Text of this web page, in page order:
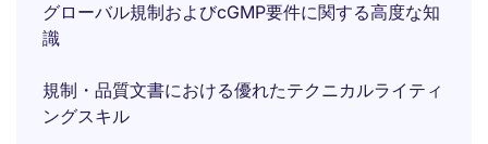
グローバル規制およびcGMP要件に関する高度な知
識
規制・品質文書における優れたテクニカルライティ
ングスキル